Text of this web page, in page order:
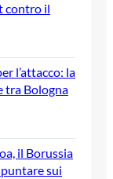
contro il
l’attacco: la
tra Bologna
il Borussia
sui